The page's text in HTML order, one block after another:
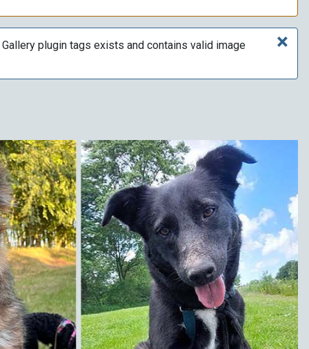
×
plugin tags exists and contains valid image